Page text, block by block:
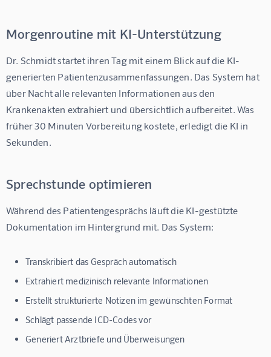
Morgenroutine mit KI-Unterstützung
Dr. Schmidt startet ihren Tag mit einem Blick auf die KI-
generierten Patientenzusammenfassungen . Das System hat
über Nacht alle relevanten Informationen aus den
Krankenakten extrahiert und übersichtlich aufbereitet. Was
früher 30 Minuten Vorbereitung kostete, erledigt die KI in
Sekunden.
Sprechstunde optimieren
Während des Patientengesprächs läuft die KI-gestützte
Dokumentation im Hintergrund mit. Das System:
Transkribiert das Gespräch automatisch
Extrahiert medizinisch relevante Informationen
Erstellt strukturierte Notizen im gewünschten Format
Schlägt passende ICD-Codes vor
Generiert Arztbriefe und Überweisungen